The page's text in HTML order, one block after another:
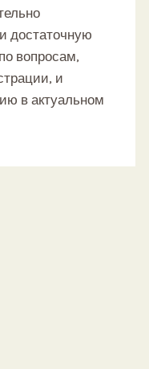
достаточную
вопросам,
и
в актуальном